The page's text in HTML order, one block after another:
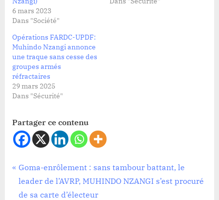
6 mars 2023
Dans "Société"
Opérations FARDC-UPDF:
Muhindo Nzangi annonce
une traque sans cesse des
groupes armés
réfractaires
29 mars 2025
Dans "Sécurité"
Partager ce contenu
Société
Navigation
de
P
r
e
Goma-enrôlement : sans tambour battant, le
leader de l’AVRP, MUHINDO NZANGI s’est procuré
de sa carte d’électeur